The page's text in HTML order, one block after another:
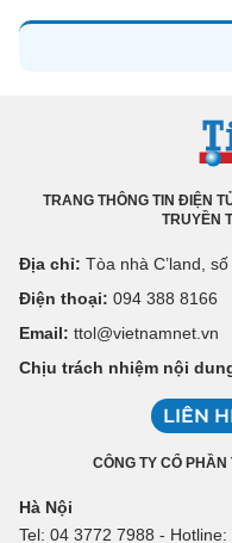
TRANG THÔNG TIN ĐIỆN
TRUYỀN
Địa chỉ: Tòa nhà C’land,
Điện thoại: 094 388 8166
Email: ttol@vietnamnet.vn
Chịu trách nhiệm nội
LIÊN
CÔNG TY CỔ
Hà Nội
Tel: 04 3772 7988 -